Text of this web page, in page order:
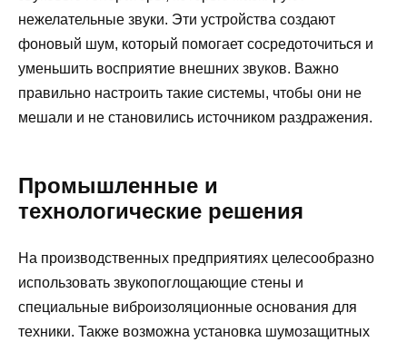
нежелательные звуки. Эти устройства создают
фоновый шум, который помогает сосредоточиться и
уменьшить восприятие внешних звуков. Важно
правильно настроить такие системы, чтобы они не
мешали и не становились источником раздражения.
Промышленные и
технологические решения
На производственных предприятиях целесообразно
использовать звукопоглощающие стены и
специальные виброизоляционные основания для
техники. Также возможна установка шумозащитных